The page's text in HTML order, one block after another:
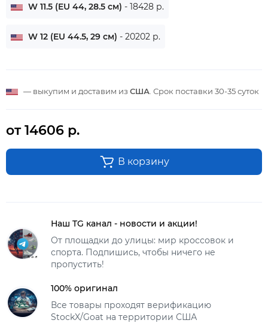
W 11.5 (EU 44, 28.5 см) - 18428 р.
W 12 (EU 44.5, 29 см) - 20202 р.
— выкупим и доставим из США . Срок поставки 30-35 суток
от 14606 р.
В корзину
Наш TG канал - новости и акции!
От площадки до улицы: мир кроссовок и
спорта. Подпишись, чтобы ничего не
пропустить!
100% оригинал
Все товары проходят верификацию
StockX/Goat на территории США